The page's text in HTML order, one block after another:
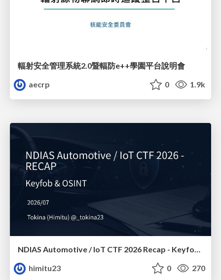
輻射安全管理系統2.0暨輻防e++學園平台說明會
aecrp
0 1.9k
NDIAS Automotive / IoT CTF 2026 Recap - Keyfob & OSINT
himitu23
0 270